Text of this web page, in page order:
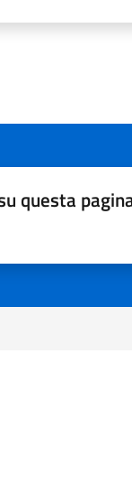
questa